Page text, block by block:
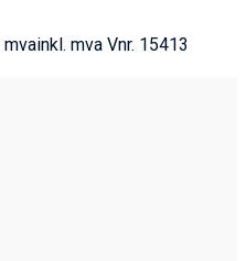
mvainkl. mva Vnr. 15413